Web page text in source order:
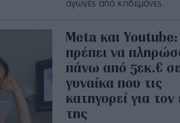
αγωγές από κηδεμόνες.
Meta και
πρέπει να
πάνω από 5εκ.€
γυναίκα που τις
κατηγορεί για τον
της